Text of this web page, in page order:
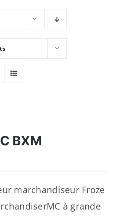
BXM
marchandiseur Froze
à grande